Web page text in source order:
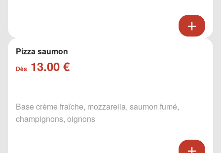
Pizza saumon
Dès 13.00 €
Base crème fraîche, mozzarella, saumon fumé,
champignons, oignons